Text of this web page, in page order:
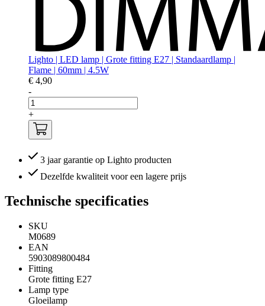
Lighto | LED lamp | Grote fitting E27 | Standaardlamp |
Flame | 60mm | 4.5W
€ 4,90
-
+
3 jaar garantie op Lighto producten
Dezelfde kwaliteit voor een lagere prijs
Technische specificaties
SKU
M0689
EAN
5903089800484
Fitting
Grote fitting E27
Lamp type
Gloeilamp